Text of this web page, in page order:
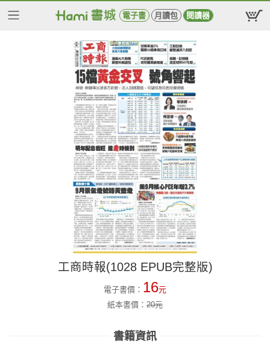
電子書 月讀包 閱讀器
工商時報(1028 EPUB完整版)
電子書價： 16元
紙本書價： 20元
書籍資訊